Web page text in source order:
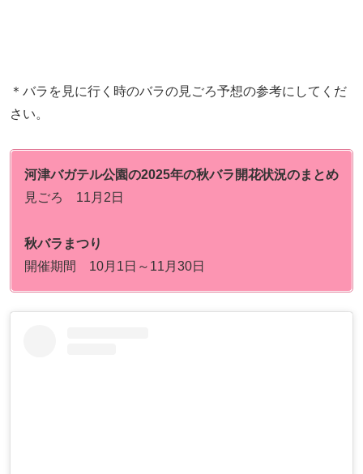
＊バラを見に行く時のバラの見ごろ予想の参考にしてくだ
さい。
河津バガテル公園の2025年の秋バラ開花状況のまとめ
見ごろ 11月2日
秋バラまつり
開催期間 10月1日～11月30日